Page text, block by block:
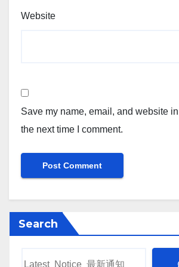
Website
Save my name, email, and website
the next time I comment.
Search